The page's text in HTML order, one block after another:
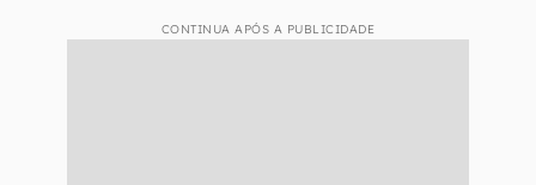
CONTINUA APÓS A PUBLICIDADE